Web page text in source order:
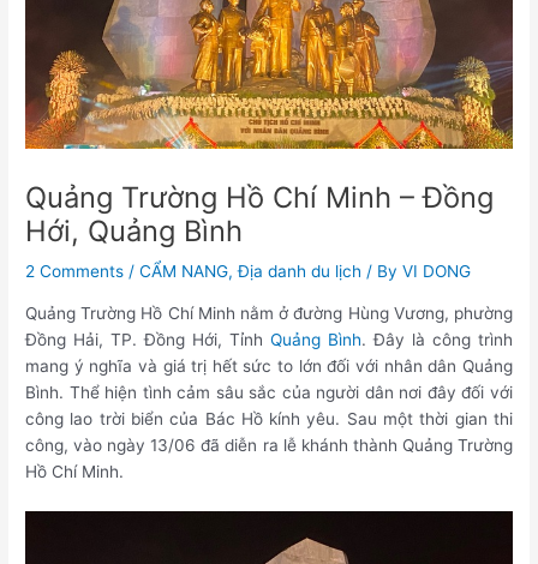
Quảng Trường Hồ Chí Minh – Đồng
Hới, Quảng Bình
2 Comments /CẨM NANG,Địa danh du lịch / ByVI DONG
Quảng Trường Hồ Chí Minh nằm ở đường Hùng Vương, phường
Đồng Hải, TP. Đồng Hới, Tỉnh Quảng Bình. Đây là công trình
mang ý nghĩa và giá trị hết sức to lớn đối với nhân dân Quảng
Bình. Thể hiện tình cảm sâu sắc của người dân nơi đây đối với
công lao trời biển của Bác Hồ kính yêu. Sau một thời gian thi
công, vào ngày 13/06 đã diễn ra lễ khánh thành Quảng Trường
Hồ Chí Minh.